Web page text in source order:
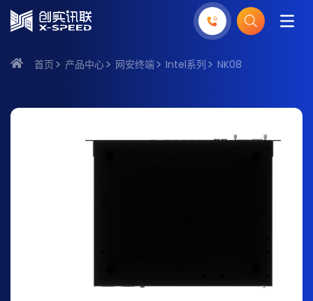
首页 产品中心 网安终端 Intel系列 NK08